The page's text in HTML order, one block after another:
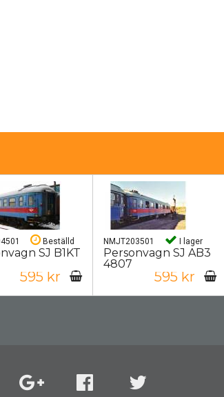
Beställd
SJ B1KT
595 kr
NMJT203501 I lager
Personvagn SJ AB3
4807
595 kr